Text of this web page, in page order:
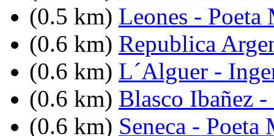
(0.5 km) Leones - Poeta
(0.6 km) Republica
(0.6 km) L´Alguer -
(0.6 km) Blasco Ibañez
(0.6 km) Seneca - Poeta